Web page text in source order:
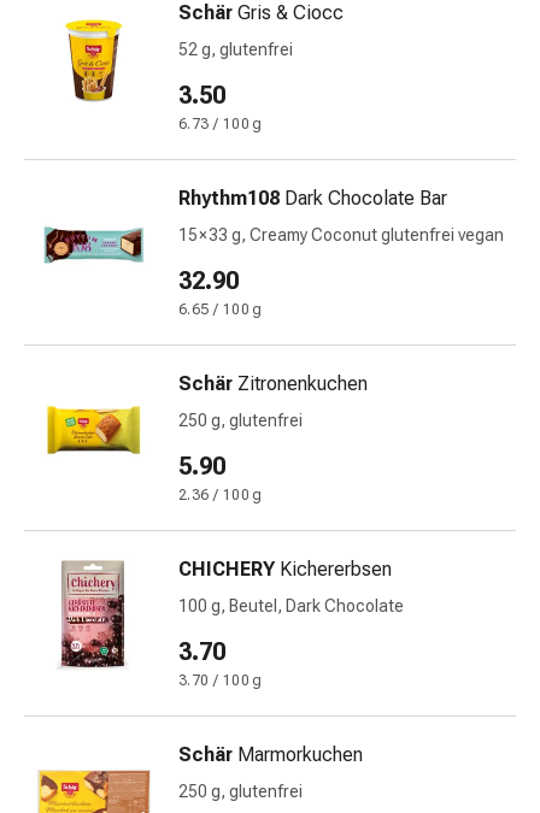
Schlaf
Beruhigung
Schlafstörungen
Rhonchopathie
(Schnarchen)
Atemwege
Atmungstraktbeschwerden
Infektionen
Windpocken
Immunsuppressiva
Insektenschutz
und
Mücken-
Zeckenschutz
Zeckenpinzette
Anti-
Wurmmittel
Rezeptpflichtige
Rezeptpflichtige
Arzneimittel
Schär Gris & Ciocc
52 g, glutenfrei
3.50
6.73 / 100 g
Rhythm108 Dark Chocolate Bar
15 × 33 g, Creamy Coconut glutenfrei vegan
32.90
6.65 / 100 g
Schär Zitronenkuchen
250 g, glutenfrei
5.90
2.36 / 100 g
CHICHERY Kichererbsen
100 g, Beutel, Dark Chocolate
3.70
3.70 / 100 g
Schär Marmorkuchen
250 g, glutenfrei